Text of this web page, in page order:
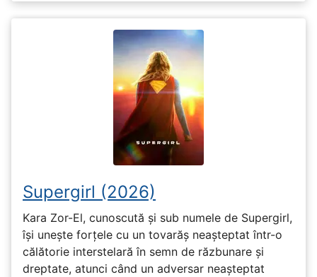
Supergirl (2026)
Kara Zor-El, cunoscută și sub numele de Supergirl,
își unește forțele cu un tovarăș neașteptat într-o
călătorie interstelară în semn de răzbunare și
dreptate, atunci când un adversar neașteptat